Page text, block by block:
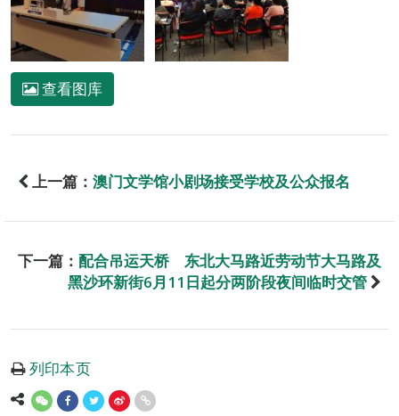
查看图库
上一篇： 澳门文学馆小剧场接受学校及公众报名
下一篇： 配合吊运天桥 东北大马路近劳动节大马路及
黑沙环新街6月11日起分两阶段夜间临时交管
列印本页